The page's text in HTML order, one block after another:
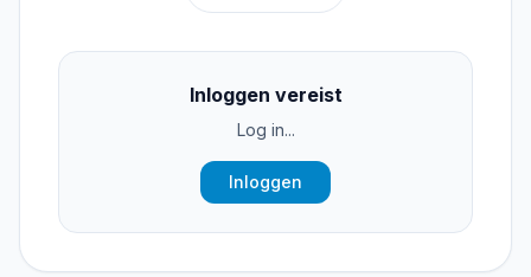
Inloggen vereist
Log in...
Inloggen